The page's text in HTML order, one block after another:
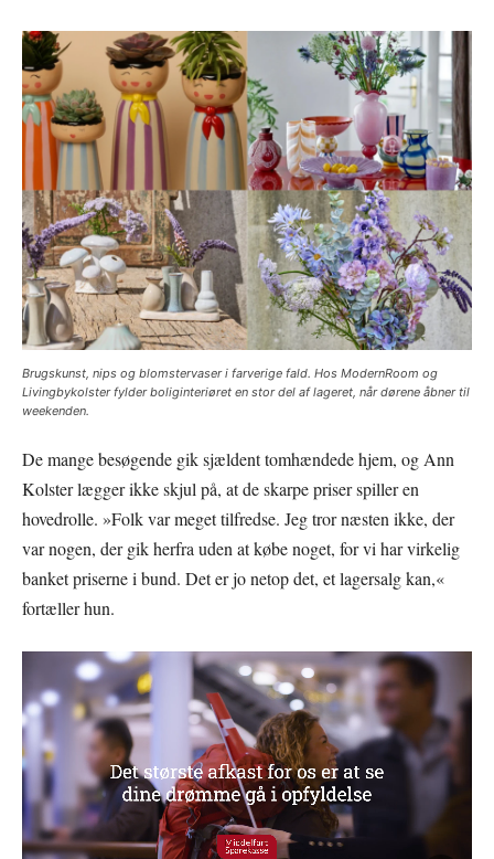
Brugskunst, nips og blomstervaser i farverige fald. Hos ModernRoom og
Livingbykolster fylder boliginteriøret en stor del af lageret, når dørene åbner til
weekenden.
De mange besøgende gik sjældent tomhændede hjem, og Ann
Kolster lægger ikke skjul på, at de skarpe priser spiller en
hovedrolle. »Folk var meget tilfredse. Jeg tror næsten ikke, der
var nogen, der gik herfra uden at købe noget, for vi har virkelig
banket priserne i bund. Det er jo netop det, et lagersalg kan,«
fortæller hun.